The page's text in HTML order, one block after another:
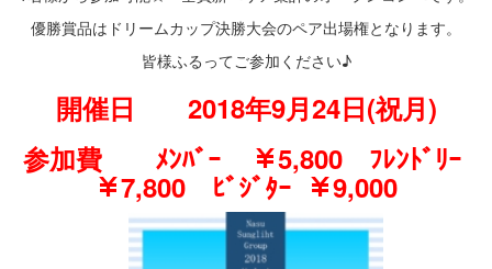
優勝賞品はドリームカップ決勝大会のペア出場権となります。
皆様ふるってご参加ください♪
開催日 2018年9月24日(祝月)
参加費 ﾒﾝﾊﾞｰ ￥5,800 ﾌﾚﾝﾄﾞﾘｰ
￥7,800 ﾋﾞｼﾞﾀｰ ￥9,000